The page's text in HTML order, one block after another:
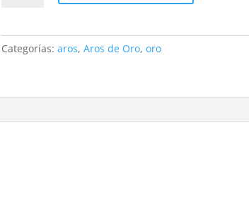
bebe
Amor
Categorías:aros,Aros de Oro,oro